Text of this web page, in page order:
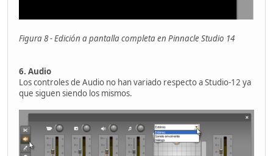
Figura 8 - Edición a pantalla completa en Pinnacle Studio 14
6. Audio
Los controles de Audio no han variado respecto a Studio-12 ya
que siguen siendo los mismos.